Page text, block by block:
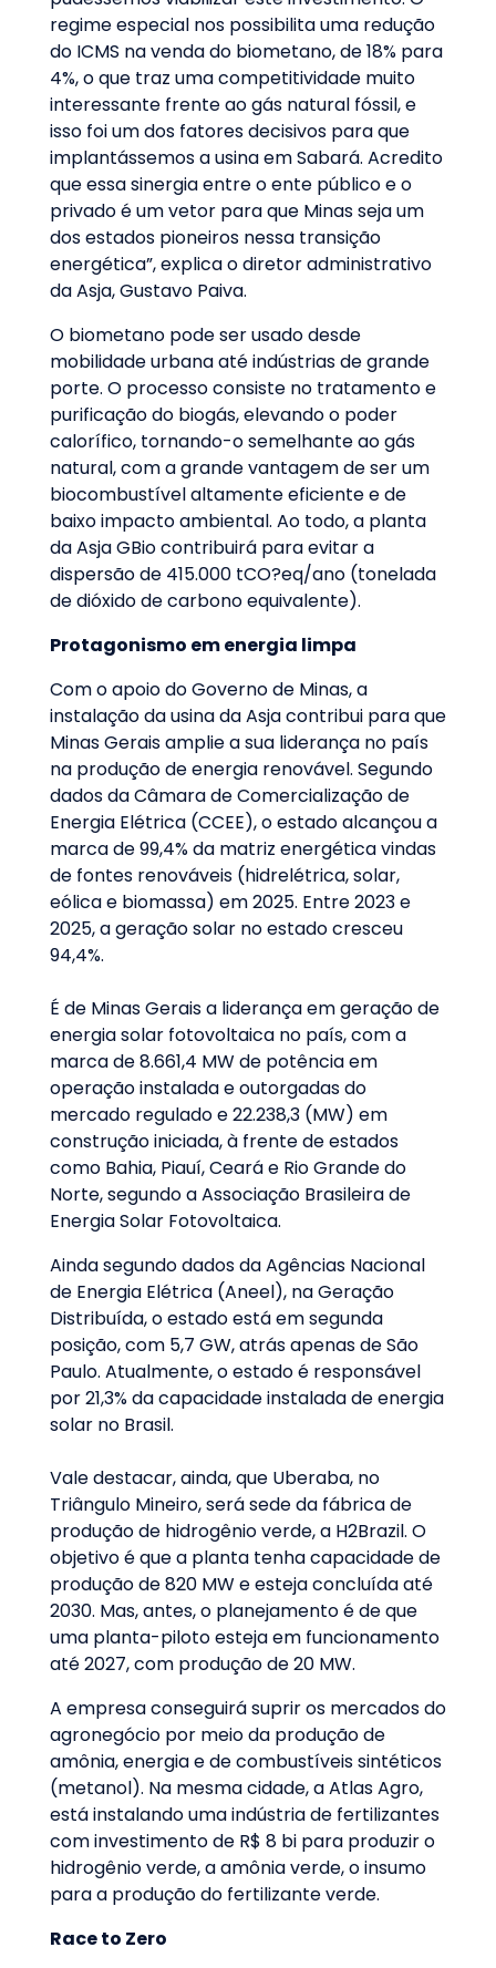
regime especial nos possibilita uma redução
do ICMS na venda do biometano, de 18% para
4%, o que traz uma competitividade muito
interessante frente ao gás natural fóssil, e
isso foi um dos fatores decisivos para que
implantássemos a usina em Sabará. Acredito
que essa sinergia entre o ente público e o
privado é um vetor para que Minas seja um
dos estados pioneiros nessa transição
energética”, explica o diretor administrativo
da Asja, Gustavo Paiva.
O biometano pode ser usado desde
mobilidade urbana até indústrias de grande
porte. O processo consiste no tratamento e
purificação do biogás, elevando o poder
calorífico, tornando-o semelhante ao gás
natural, com a grande vantagem de ser um
biocombustível altamente eficiente e de
baixo impacto ambiental. Ao todo, a planta
da Asja GBio contribuirá para evitar a
dispersão de 415.000 tCO?eq/ano (tonelada
de dióxido de carbono equivalente).
Protagonismo em energia limpa
Com o apoio do Governo de Minas, a
instalação da usina da Asja contribui para que
Minas Gerais amplie a sua liderança no país
na produção de energia renovável. Segundo
dados da Câmara de Comercialização de
Energia Elétrica (CCEE), o estado alcançou a
marca de 99,4% da matriz energética vindas
de fontes renováveis (hidrelétrica, solar,
eólica e biomassa) em 2025. Entre 2023 e
2025, a geração solar no estado cresceu
94,4%.
É de Minas Gerais a liderança em geração de
energia solar fotovoltaica no país, com a
marca de 8.661,4 MW de potência em
operação instalada e outorgadas do
mercado regulado e 22.238,3 (MW) em
construção iniciada, à frente de estados
como Bahia, Piauí, Ceará e Rio Grande do
Norte, segundo a Associação Brasileira de
Energia Solar Fotovoltaica.
Ainda segundo dados da Agências Nacional
de Energia Elétrica (Aneel), na Geração
Distribuída, o estado está em segunda
posição, com 5,7 GW, atrás apenas de São
Paulo. Atualmente, o estado é responsável
por 21,3% da capacidade instalada de energia
solar no Brasil.
Vale destacar, ainda, que Uberaba, no
Triângulo Mineiro, será sede da fábrica de
produção de hidrogênio verde, a H2Brazil. O
objetivo é que a planta tenha capacidade de
produção de 820 MW e esteja concluída até
2030. Mas, antes, o planejamento é de que
uma planta-piloto esteja em funcionamento
até 2027, com produção de 20 MW.
A empresa conseguirá suprir os mercados do
agronegócio por meio da produção de
amônia, energia e de combustíveis sintéticos
(metanol). Na mesma cidade, a Atlas Agro,
está instalando uma indústria de fertilizantes
com investimento de R$ 8 bi para produzir o
hidrogênio verde, a amônia verde, o insumo
para a produção do fertilizante verde.
Race to Zero